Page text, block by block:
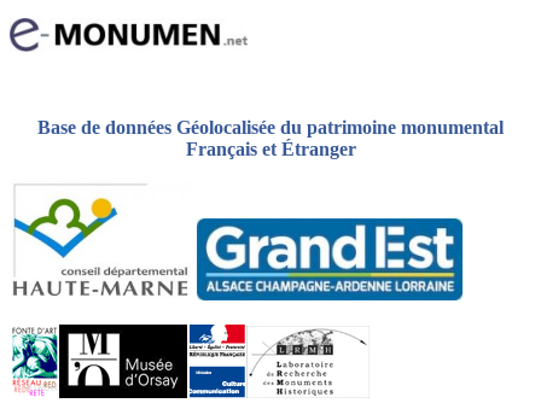
Base de données Géolocalisée du patrimoine monumental
Français et Étranger